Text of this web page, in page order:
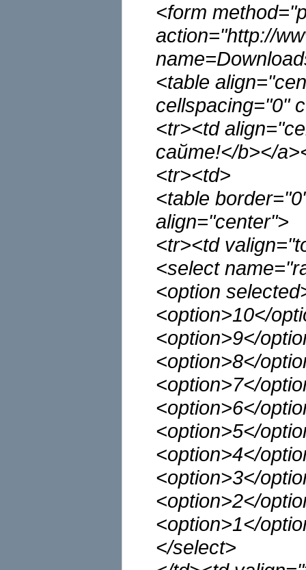
<form
action="http://
<table
cellspacing="0"
<tr><td
сайте!</b></
<tr><td>
<table
align="center">
<tr><td
<select
<option
<option>10</
<option>9</
<option>8</
<option>7</
<option>6</
<option>5</
<option>4</
<option>3</
<option>2</
<option>1</
</select>